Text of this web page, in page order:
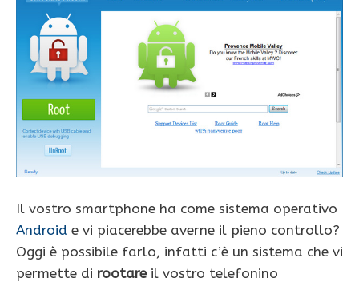
Il vostro smartphone ha come sistema operativo
Android e vi piacerebbe averne il pieno controllo?
Oggi è possibile farlo, infatti c’è un sistema che vi
permette di rootareil vostro telefonino